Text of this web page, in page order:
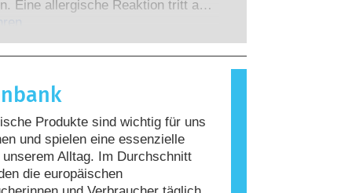
denen die Unternehmen
sind, decken alle
des Hormonsystems.
Eine allergische Reaktion tritt auf,
einer Person auf
Ein Stoff, der eine allergische
wird als Allergen
Kosmetika und
die bei manchen Menschen eine
können. Das bedeutet jedoch
das Produkt für andere Personen
ist.
Produkte sind wichtig für uns
und spielen eine essenzielle
unserem Alltag. Im Durchschnitt
die europäischen